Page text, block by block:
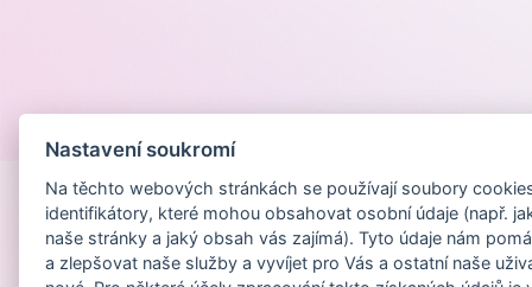
Nastavení soukromí
Na těchto webových stránkách se používají soubory
identifikátory, které mohou obsahovat osobní údaje (např.
naše stránky a jaký obsah vás zajímá). Tyto údaje nám
a zlepšovat naše služby a vyvíjet pro Vás a ostatní naše